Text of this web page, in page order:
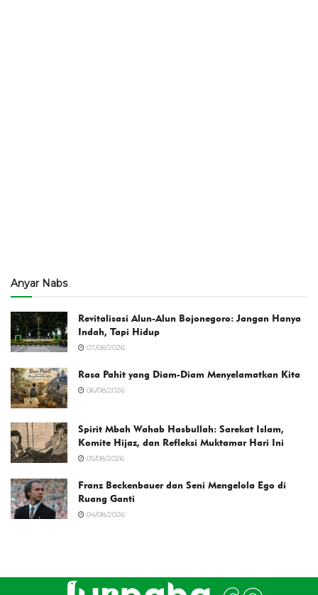
Anyar Nabs
Revitalisasi Alun-Alun Bojonegoro: Jangan Hanya
Indah, Tapi Hidup
07/08/2026
Rasa Pahit yang Diam-Diam Menyelamatkan Kita
06/08/2026
Spirit Mbah Wahab Hasbullah: Sarekat Islam,
Komite Hijaz, dan Refleksi Muktamar Hari Ini
05/08/2026
Franz Beckenbauer dan Seni Mengelola Ego di
Ruang Ganti
04/08/2026